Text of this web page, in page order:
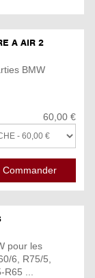
A AIR 2
BMW
60,00 €
pour les
6, R75/5,
...